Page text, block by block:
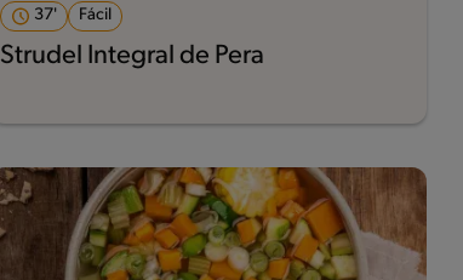
37' Fácil
Strudel Integral de Pera